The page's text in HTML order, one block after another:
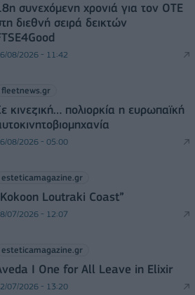
συνεχόμενη χρονιά για τον ΟΤΕ
διεθνή σειρά δεικτών
08/2026 - 11:42
fleetnews.gr
κινεζική… πολιορκία η ευρωπαϊκή
08/2026 - 05:00
esteticamagazine.gr
Loutraki Coast”
07/2026 - 12:07
esteticamagazine.gr
I One for All Leave in Elixir
07/2026 - 13:20